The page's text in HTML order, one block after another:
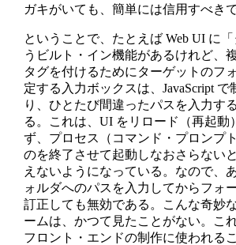
ガキがいても、簡単には信用すべきで
ということで、たとえば Web UI に
うビルト・イン機能があるけれど、
タグを付けるためにターゲットのフ
定する入力ボックスは、JavaScript で
り、ひとたび間違ったパスを入力す
る。これは、UI をリロード（再起動
ず、プロセス（コマンド・プロンプ
のを終了させて起動しなおさらない
えないようになっている。なので、
ォルダへのパスを入力してからフォ
訂正しても無効である。こんな奇妙
ームは、かつて見たことがない。こ
フロント・エンドの制作に使われる